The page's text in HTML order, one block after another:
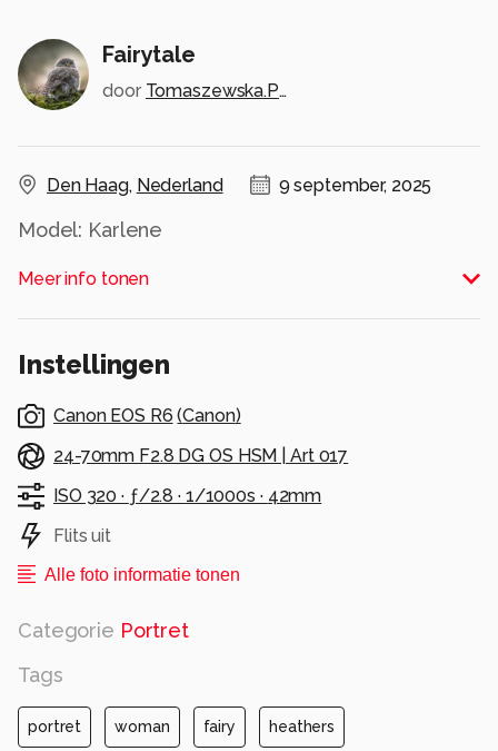
Fairytale
door Tomaszewska.Photo
Den Haag, Nederland 9 september, 2025
Model: Karlene
Alle rechten voorbehouden
Meer info tonen
Instellingen
Canon EOS R6 (Canon)
24-70mm F2.8 DG OS HSM | Art 017
ISO 320 · ƒ/2.8 · 1/1000s · 42mm
Flits uit
Alle foto informatie tonen
Categorie Portret
Tags
portret woman fairy heathers